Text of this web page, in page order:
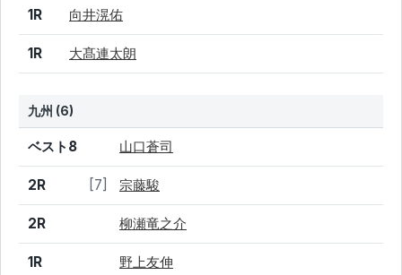
1R 向井滉佑
1R 大髙連太朗
九州 (6)
結果 シード 選手名
ベスト8 山口蒼司
2R [7] 宗藤駿
2R 柳瀬竜之介
1R 野上友伸